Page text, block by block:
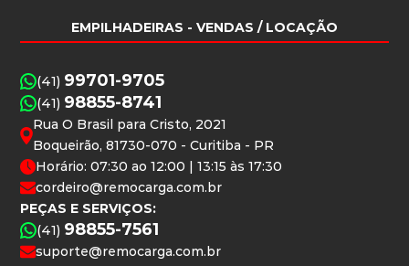
EMPILHADEIRAS - VENDAS / LOCAÇÃO
(41) 99701-9705
(41) 98855-8741
Rua O Brasil para Cristo, 2021
Boqueirão, 81730-070 - Curitiba - PR
Horário: 07:30 ao 12:00 | 13:15 às 17:30
cordeiro@remocarga.com.br
PEÇAS E SERVIÇOS:
(41) 98855-7561
suporte@remocarga.com.br